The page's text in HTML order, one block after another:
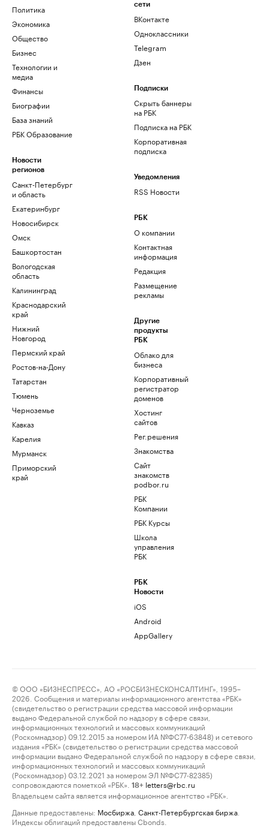
Политика
Экономика
Общество
Бизнес
Технологии и
медиа
Финансы
Биографии
База знаний
РБК Образование
Новости
регионов
Санкт-Петербург
и область
Екатеринбург
Новосибирск
Омск
Башкортостан
Вологодская
область
Калининград
Краснодарский
край
Нижний
Новгород
Пермский край
Ростов-на-Дону
Татарстан
Тюмень
Черноземье
Кавказ
Карелия
Мурманск
Приморский
край
сети
ВКонтакте
Одноклассники
Telegram
Дзен
Подписки
Скрыть баннеры
на РБК
Подписка на РБК
Корпоративная
подписка
Уведомления
RSS Новости
РБК
О компании
Контактная
информация
Редакция
Размещение
рекламы
Другие
продукты
РБК
Облако для
бизнеса
Корпоративный
регистратор
доменов
Хостинг
сайтов
Рег.решения
Знакомства
Сайт
знакомств
podbor.ru
РБК
Компании
РБК Курсы
Школа
управления
РБК
РБК
Новости
iOS
Android
AppGallery
© ООО «БИЗНЕСПРЕСС», АО «РОСБИЗНЕСКОНСАЛТИНГ», 1995–
2026. Сообщения и материалы информационного агентства «РБК»
(свидетельство о регистрации средства массовой информации
выдано Федеральной службой по надзору в сфере связи,
информационных технологий и массовых коммуникаций
(Роскомнадзор) 09.12.2015 за номером ИА №ФС77-63848) и сетевого
издания «РБК» (свидетельство о регистрации средства массовой
информации выдано Федеральной службой по надзору в сфере связи,
информационных технологий и массовых коммуникаций
(Роскомнадзор) 03.12.2021 за номером ЭЛ №ФС77-82385)
сопровождаются пометкой «РБК».
18+ letters@rbc.ru
Владельцем сайта является информационное агентство «РБК».
Данные предоставлены: Мосбиржа Санкт-Петербургская биржа
Индексы облигаций предоставлены Cbonds.